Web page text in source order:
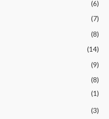
(6)
(7)
(8)
(14)
(9)
(8)
(1)
(3)